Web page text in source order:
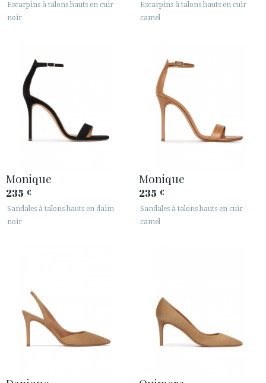
Escarpins à talons hauts en cuir
noir
Escarpins à talons hauts en cuir
camel
Monique
235 €
Sandales à talons hauts en daim
noir
Monique
235 €
Sandales à talons hauts en cuir
camel